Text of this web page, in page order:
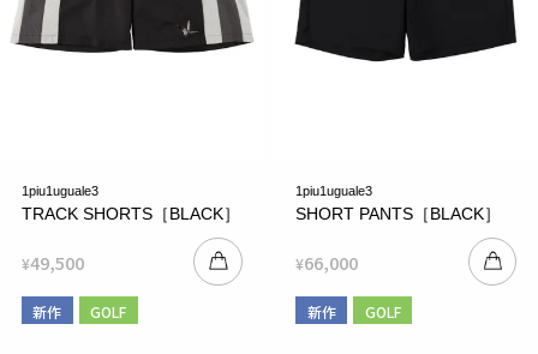
1piu1uguale3
TRACK SHORTS［BLACK］
¥49,500
新作 GOLF
1piu1uguale3
SHORT PANTS［BLACK］
¥66,000
新作 GOLF